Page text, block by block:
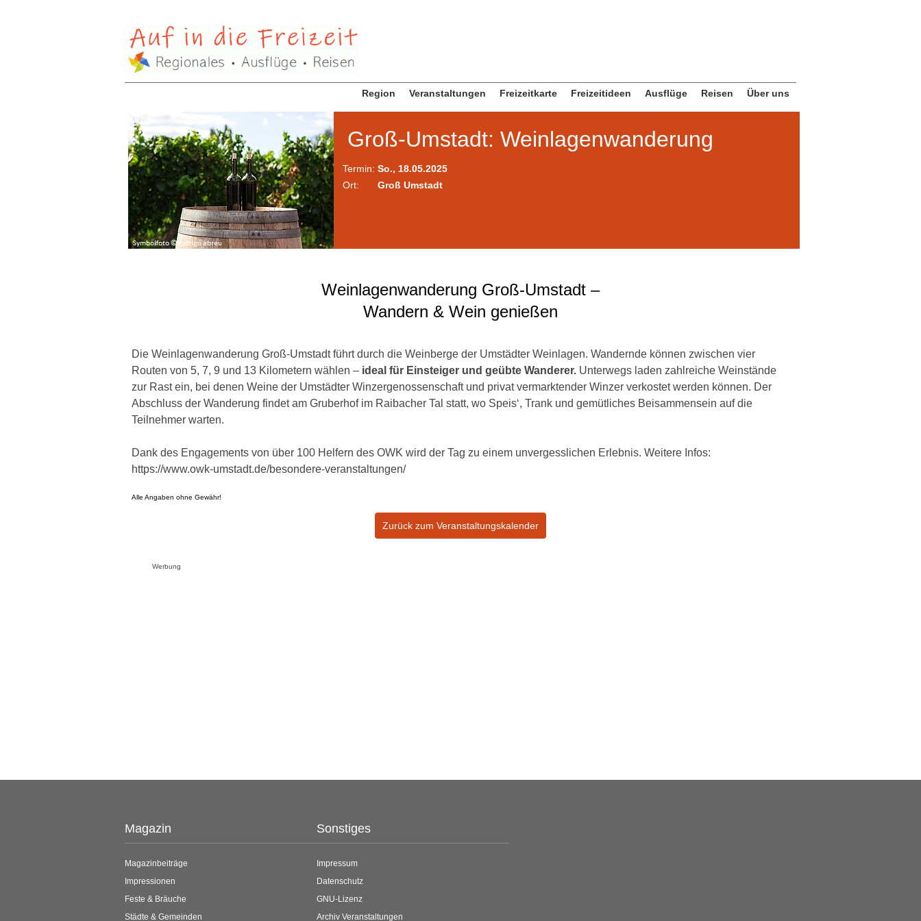
Region Veranstaltungen Freizeitkarte Freizeitideen Ausflüge Reisen Über uns
Groß-Umstadt: Weinlagenwanderung
Termin: So., 18.05.2025
Ort:
Groß Umstadt
Weinlagenwanderung Groß-Umstadt –
Wandern & Wein genießen
Die Weinlagenwanderung Groß-Umstadt führt durch die Weinberge der Umstädter Weinlagen. Wandernde können zwischen vier
Routen von 5, 7, 9 und 13 Kilometern wählen – ideal für Einsteiger und geübte Wanderer. Unterwegs laden zahlreiche Weinstände
zur Rast ein, bei denen Weine der Umstädter Winzergenossenschaft und privat vermarktender Winzer verkostet werden können. Der
Abschluss der Wanderung findet am Gruberhof im Raibacher Tal statt, wo Speis‘, Trank und gemütliches Beisammensein auf die
Teilnehmer warten.
Dank des Engagements von über 100 Helfern des OWK wird der Tag zu einem unvergesslichen Erlebnis. Weitere Infos:
https://www.owk-umstadt.de/besondere-veranstaltungen/
Alle Angaben ohne Gewähr!
Zurück zum Veranstaltungskalender
Werbung
Magazin
Magazinbeiträge
Impressionen
Feste & Bräuche
Städte & Gemeinden
Sonstiges
Impressum
Datenschutz
GNU-Lizenz
Archiv Veranstaltungen